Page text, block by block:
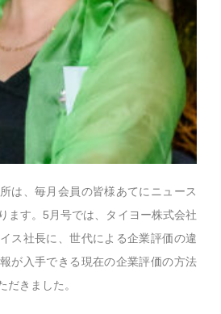
は、毎月会員の皆様あてにニュース
ます。5月号では、タイヨー株式会社
ス社長に、世代による企業評価の違
が入手できる現在の企業評価の方法
だきました。